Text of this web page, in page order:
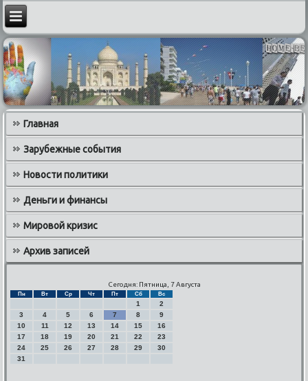
Главная
Зарубежные события
Новости политики
Деньги и финансы
Мировой кризис
Архив записей
Сегодня: Пятница, 7 Августа
Пн Вт Ср Чт Пт Сб Вс
1
2
3
4 5 6 7 8
9
10
11 12 13 14 15
16
17
18 19 20 21 22
23
24
25 26 27 28 29
30
31